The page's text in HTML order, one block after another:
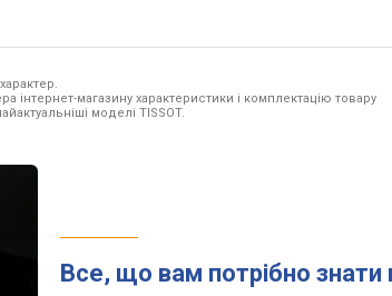
магазину характеристики і комплектацію товару
моделі TISSOT.
Все, що вам потрібно знати